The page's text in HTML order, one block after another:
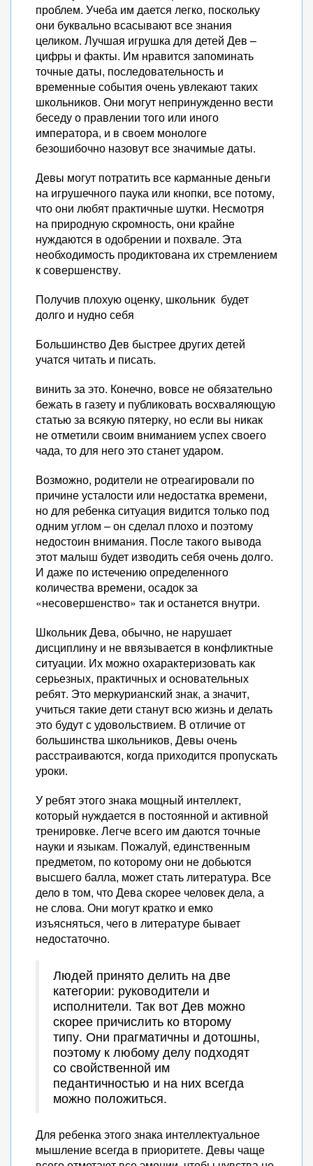
проблем. Учеба им дается легко, поскольку
они буквально всасывают все знания
целиком. Лучшая игрушка для детей Дев –
цифры и факты. Им нравится запоминать
точные даты, последовательность и
временные события очень увлекают таких
школьников. Они могут непринужденно вести
беседу о правлении того или иного
императора, и в своем монологе
безошибочно назовут все значимые даты.
Девы могут потратить все карманные деньги
на игрушечного паука или кнопки, все потому,
что они любят практичные шутки. Несмотря
на природную скромность, они крайне
нуждаются в одобрении и похвале. Эта
необходимость продиктована их стремлением
к совершенству.
Получив плохую оценку, школьник будет
долго и нудно себя
Большинство Дев быстрее других детей
учатся читать и писать.
винить за это. Конечно, вовсе не обязательно
бежать в газету и публиковать восхваляющую
статью за всякую пятерку, но если вы никак
не отметили своим вниманием успех своего
чада, то для него это станет ударом.
Возможно, родители не отреагировали по
причине усталости или недостатка времени,
но для ребенка ситуация видится только под
одним углом – он сделал плохо и поэтому
недостоин внимания. После такого вывода
этот малыш будет изводить себя очень долго.
И даже по истечению определенного
количества времени, осадок за
«несовершенство» так и останется внутри.
Школьник Дева, обычно, не нарушает
дисциплину и не ввязывается в конфликтные
ситуации. Их можно охарактеризовать как
серьезных, практичных и основательных
ребят. Это меркурианский знак, а значит,
учиться такие дети станут всю жизнь и делать
это будут с удовольствием. В отличие от
большинства школьников, Девы очень
расстраиваются, когда приходится пропускать
уроки.
У ребят этого знака мощный интеллект,
который нуждается в постоянной и активной
тренировке. Легче всего им даются точные
науки и языкам. Пожалуй, единственным
предметом, по которому они не добьются
высшего балла, может стать литература. Все
дело в том, что Дева скорее человек дела, а
не слова. Они могут кратко и емко
изъясняться, чего в литературе бывает
недостаточно.
Людей принято делить на две
категории: руководители и
исполнители. Так вот Дев можно
скорее причислить ко второму
типу. Они прагматичны и дотошны,
поэтому к любому делу подходят
со свойственной им
педантичностью и на них всегда
можно положиться.
Для ребенка этого знака интеллектуальное
мышление всегда в приоритете. Девы чаще